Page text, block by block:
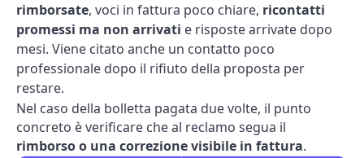
rimborsate, voci in fattura poco chiare, ricontatti
promessi ma non arrivati e risposte arrivate dopo
mesi. Viene citato anche un contatto poco
professionale dopo il rifiuto della proposta per
restare.
Nel caso della bolletta pagata due volte, il punto
concreto è verificare che al reclamo segua il
rimborso o una correzione visibile in fattura.